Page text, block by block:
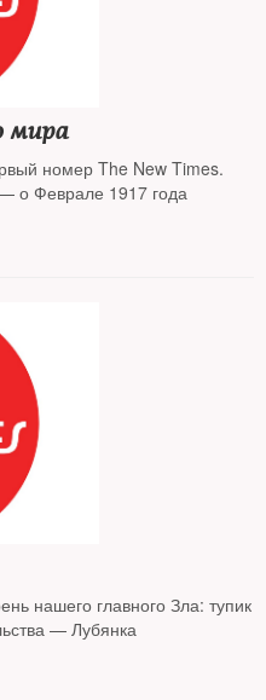
мира
номер The New Times.
о Феврале 1917 года
нашего главного Зла: тупик
— Лубянка